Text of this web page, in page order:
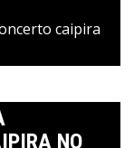
caipira
NO